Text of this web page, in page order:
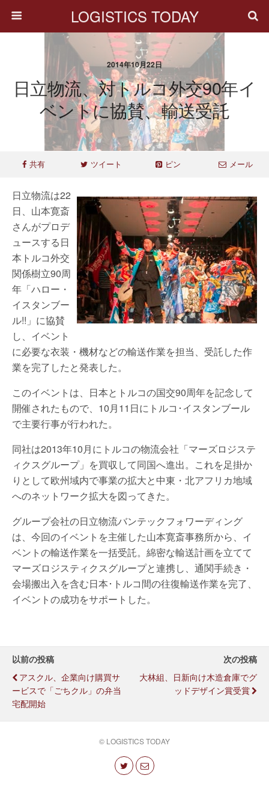
LOGISTICS TODAY
2014年10月22日
日立物流、対トルコ外交90年イ
ベントに協賛、輸送受託
共有 ツイート ピン メール
日立物流は22
日、山本寛斎
さんがプロデ
ュースする日
本トルコ外交
関係樹立90周
年「ハロー・
イスタンブー
ル!!」に協賛
し、イベント
に必要な衣装・機材などの輸送作業を担当、受託した作
業を完了したと発表した。
このイベントは、日本とトルコの国交90周年を記念して
開催されたもので、10月11日にトルコ･イスタンブール
で主要行事が行われた。
同社は2013年10月にトルコの物流会社「マーズロジステ
ィクスグループ」を買収して同国へ進出。これを足掛か
りとして欧州域内で事業の拡大と中東・北アフリカ地域
へのネットワーク拡大を図ってきた。
グループ会社の日立物流バンテックフォワーディング
は、今回のイベントを主催した山本寛斎事務所から、イ
ベントの輸送作業を一括受託。綿密な輸送計画を立てて
マーズロジスティクスグループと連携し、通関手続き・
会場搬出入を含む日本･トルコ間の往復輸送作業を完了、
イベントの成功をサポートした。
以前の投稿
アスクル、企業向け購買サ
ービスで「ごちクル」の弁当
宅配開始
次の投稿
大林組、日新向け木造倉庫でグ
ッドデザイン賞受賞
© LOGISTICS TODAY